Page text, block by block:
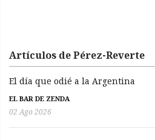
Artículos de Pérez-Reverte
El día que odié a la Argentina
EL BAR DE ZENDA
02 Ago 2026